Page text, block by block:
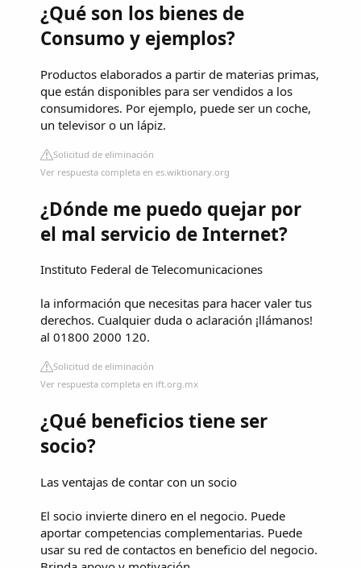
¿Qué son los bienes de
Consumo y ejemplos?
Productos elaborados a partir de materias primas,
que están disponibles para ser vendidos a los
consumidores. Por ejemplo, puede ser un coche,
un televisor o un lápiz.
Solicitud de eliminación
Ver respuesta completa en es.wiktionary.org
¿Dónde me puedo quejar por
el mal servicio de Internet?
Instituto Federal de Telecomunicaciones
la información que necesitas para hacer valer tus
derechos. Cualquier duda o aclaración ¡llámanos!
al 01800 2000 120.
Solicitud de eliminación
Ver respuesta completa en ift.org.mx
¿Qué beneficios tiene ser
socio?
Las ventajas de contar con un socio
El socio invierte dinero en el negocio. Puede
aportar competencias complementarias. Puede
usar su red de contactos en beneficio del negocio.